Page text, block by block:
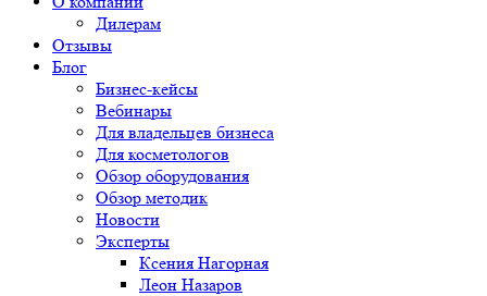
Дилерам
Отзывы
Блог
Бизнес-кейсы
Вебинары
Для владельцев бизнеса
Для косметологов
Обзор оборудования
Обзор методик
Новости
Эксперты
Ксения Нагорная
Леон Назаров